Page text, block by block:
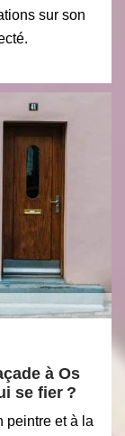
sur son
à Os
se fier ?
peintre et à la